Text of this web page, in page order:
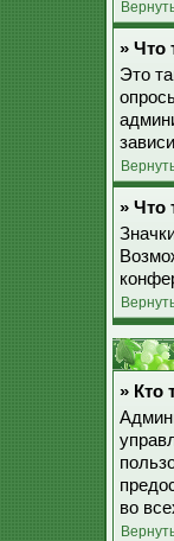
» Что
Это
» Что
» Кто
во